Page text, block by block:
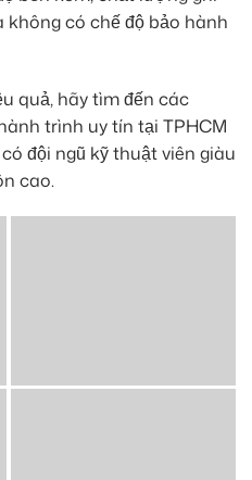
không có chế độ bảo hành
quả, hãy tìm đến các
trình uy tín tại TPHCM
đội ngũ kỹ thuật viên giàu
cao.